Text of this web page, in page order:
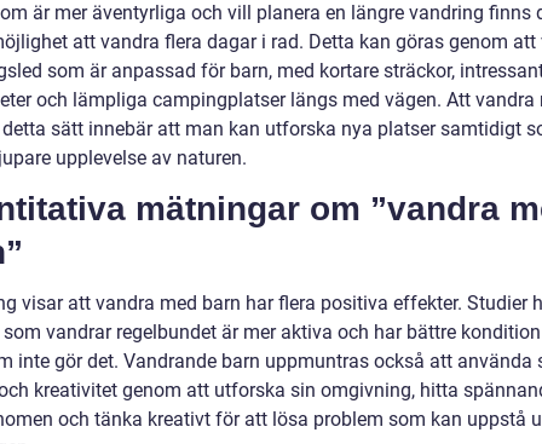
är mer äventyrliga och vill planera en längre vandring finns
att vandra flera dagar i rad. Detta kan göras genom att
som är anpassad för barn, med kortare sträckor,
och lämpliga campingplatser längs med vägen. Att vandra
sätt innebär att man kan utforska nya platser samtidigt
upplevelse av naturen.
mätningar om ”vandra
visar att vandra med barn har flera positiva effekter. Studier
vandrar regelbundet är mer aktiva och har bättre
inte gör det. Vandrande barn uppmuntras också att använda
kreativitet genom att utforska sin omgivning, hitta
och tänka kreativt för att lösa problem som kan uppstå